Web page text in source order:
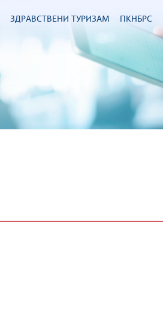
ЗДРАВСТВЕНИ ТУРИЗАМ ПКНБРС